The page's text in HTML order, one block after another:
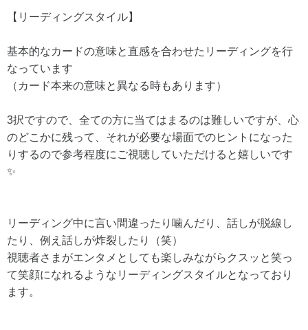
【リーディングスタイル】
基本的なカードの意味と直感を合わせたリーディングを行
なっています
（カード本来の意味と異なる時もあります）
3択ですので、全ての方に当てはまるのは難しいですが、心
のどこかに残って、それが必要な場面でのヒントになった
りするので参考程度にご視聴していただけると嬉しいです
✨
リーディング中に言い間違ったり噛んだり、話しが脱線し
たり、例え話しが炸裂したり（笑）
視聴者さまがエンタメとしても楽しみながらクスッと笑っ
て笑顔になれるようなリーディングスタイルとなっており
ます。